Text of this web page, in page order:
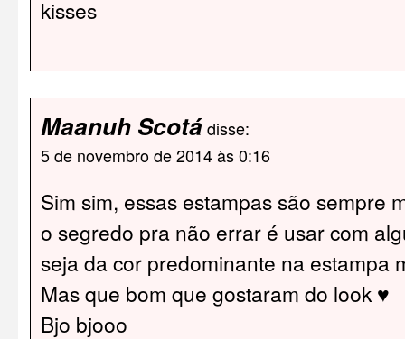
kisses
Maanuh Scotádisse:
5 de novembro de 2014 às 0:16
Sim sim, essas estampas são sempre
o segredo pra não errar é usar com
seja da cor predominante na estampa
Mas que bom que gostaram do look ♥
Bjo bjooo